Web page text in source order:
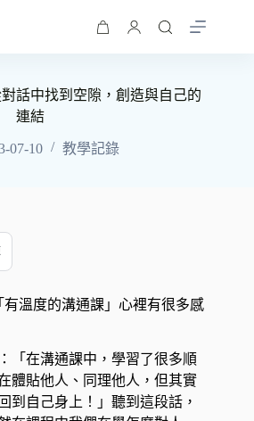
話中找到空隙，創造與自己的
連結
07-10 教學記錄
有溫度的溝通課」心裡有很多感
「在溝通課中，學習了很多順
體貼他人、同理他人，但其實
到自己身上！」聽到這段話，